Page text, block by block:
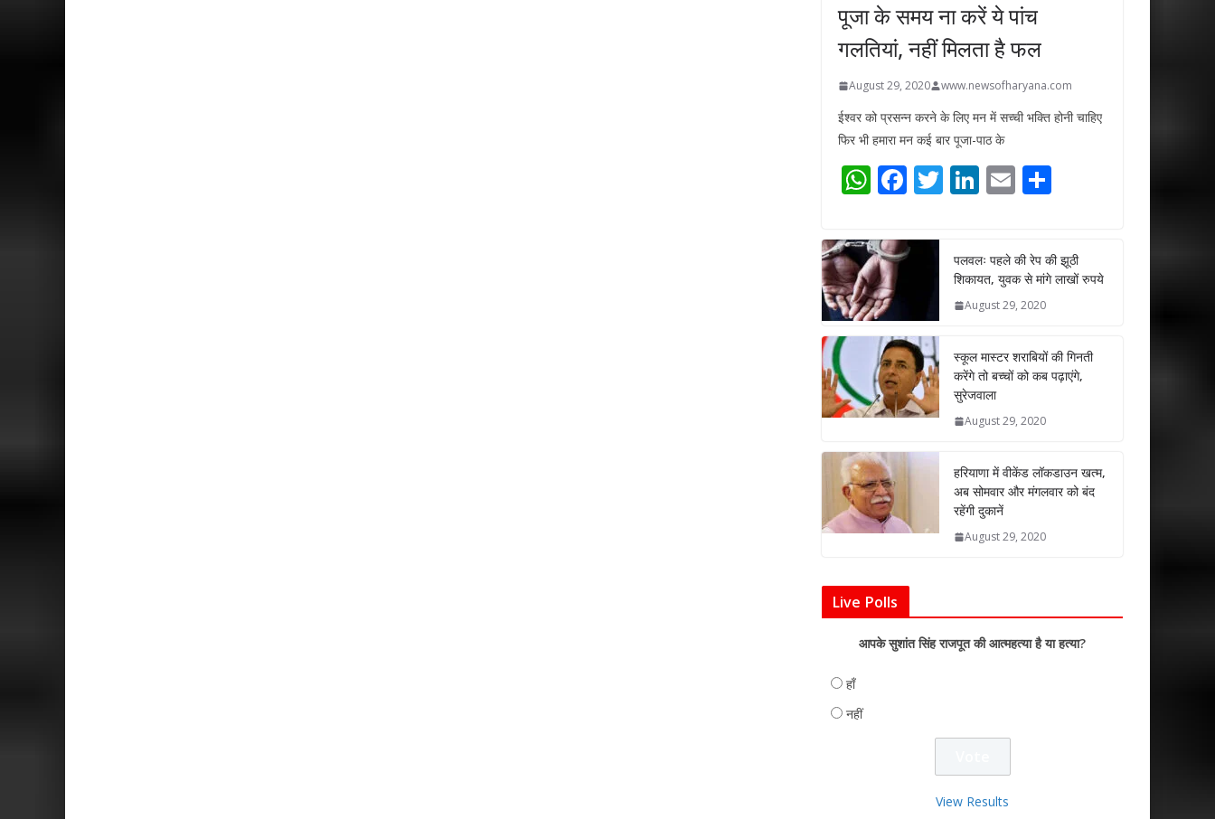
पूजा के समय ना करें ये पांच
गलतियां, नहीं मिलता है फल
August 29, 2020 www.newsofharyana.com
ईश्वर को प्रसन्न करने के लिए मन में सच्ची भक्ति होनी चाहिए
फिर भी हमारा मन कई बार पूजा-पाठ के
W
at
s
A
p
p
F
e
b
o
k
T
er
Li
e
dI
n
E
l e
पलवलः पहले की रेप की झूठी
शिकायत, युवक से मांगे लाखों रुपये
August 29, 2020
स्कूल मास्टर शराबियों की गिनती
करेंगे तो बच्चों को कब पढ़ाएंगे,
सुरेजवाला
August 29, 2020
हरियाणा में वीकेंड लॉकडाउन खत्म,
अब सोमवार और मंगलवार को बंद
रहेंगी दुकानें
August 29, 2020
Live Polls
आपके सुशांत सिंह राजपूत की आत्महत्या है या हत्या?
हाँ
नहीं
View Results